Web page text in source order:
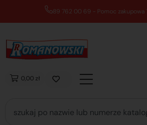
89 762 00 69 - Pomoc zakupowa
0,00 zł